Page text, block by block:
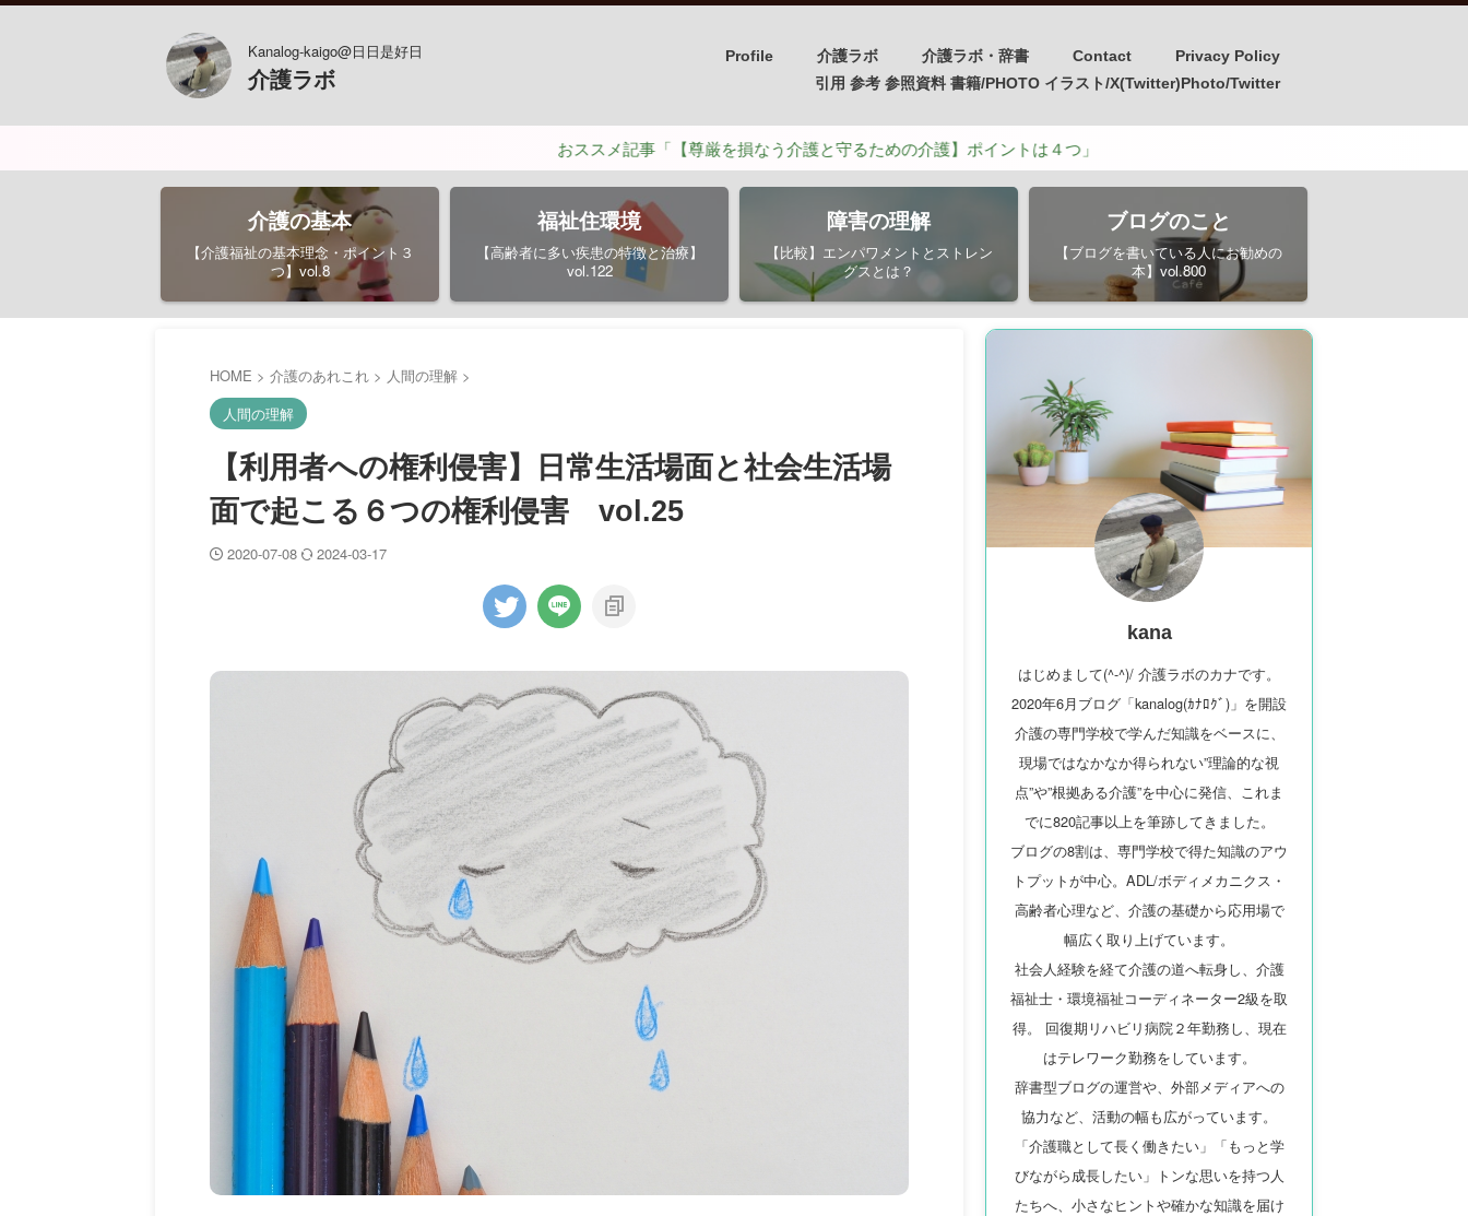
Kanalog-kaigo@日日是好日
介護ラボ
Profile 介護ラボ 介護ラボ・辞書 Contact
Privacy Policy
引用 参考 参照資料 書籍/PHOTO イラスト/X(Twitter)Photo/Twitter
おススメ記事「【尊厳を損なう介護と守るための介護】ポイントは４つ」
介護の基本
【介護福祉の基本理念・ポイント３
つ】vol.8
福祉住環境
【高齢者に多い疾患の特徴と治療】
vol.122
障害の理解
【比較】エンパワメントとストレン
グスとは？
ブログのこと
【ブログを書いている人にお勧めの
本】vol.800
HOME > 介護のあれこれ > 人間の理解 >
人間の理解
【利用者への権利侵害】日常生活場面と社会生活場
面で起こる６つの権利侵害 vol.25
2020-07-08 2024-03-17
kana
はじめまして(^-^)/ 介護ラボのカナです。
2020年6月ブログ「kanalog(ｶﾅﾛｸﾞ)」を開設
介護の専門学校で学んだ知識をベースに、
現場ではなかなか得られない”理論的な視
点”や”根拠ある介護”を中心に発信、これま
でに820記事以上を筆跡してきました。
ブログの8割は、専門学校で得た知識のアウ
トプットが中心。ADL/ボディメカニクス・
高齢者心理など、介護の基礎から応用場で
幅広く取り上げています。
社会人経験を経て介護の道へ転身し、介護
福祉士・環境福祉コーディネーター2級を取
得。 回復期リハビリ病院２年勤務し、現在
はテレワーク勤務をしています。
辞書型ブログの運営や、外部メディアへの
協力など、活動の幅も広がっています。
「介護職として長く働きたい」「もっと学
びながら成長したい」トンな思いを持つ人
たちへ、小さなヒントや確かな知識を届け